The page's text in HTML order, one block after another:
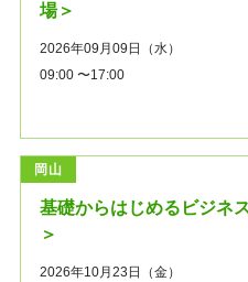
場＞
2026年09月09日（水）
09:00 〜17:00
岡山
基礎からはじめるビジネ
＞
2026年10月23日（金）